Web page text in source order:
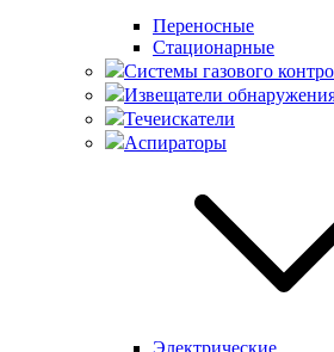
Переносные
Стационарные
Системы газового
Извещатели
Течеискатели
Аспираторы
Электрические